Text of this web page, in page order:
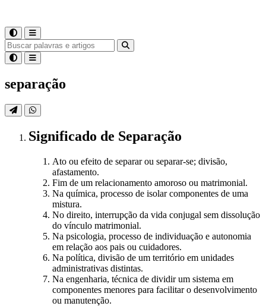
separação
Significado de Separação
Ato ou efeito de separar ou separar-se; divisão,
afastamento.
Fim de um relacionamento amoroso ou matrimonial.
Na química, processo de isolar componentes de uma
mistura.
No direito, interrupção da vida conjugal sem dissolução
do vínculo matrimonial.
Na psicologia, processo de individuação e autonomia
em relação aos pais ou cuidadores.
Na política, divisão de um território em unidades
administrativas distintas.
Na engenharia, técnica de dividir um sistema em
componentes menores para facilitar o desenvolvimento
ou manutenção.